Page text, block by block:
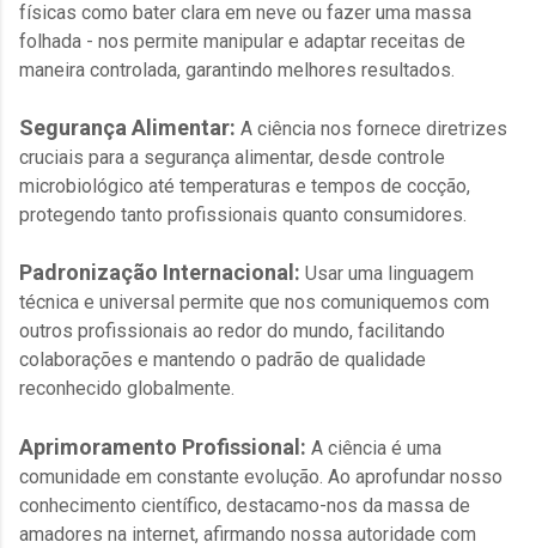
físicas como bater clara em neve ou fazer uma massa
folhada - nos permite manipular e adaptar receitas de
maneira controlada, garantindo melhores resultados.
Segurança Alimentar: A ciência nos fornece diretrizes
cruciais para a segurança alimentar, desde controle
microbiológico até temperaturas e tempos de cocção,
protegendo tanto profissionais quanto consumidores.
Padronização Internacional: Usar uma linguagem
técnica e universal permite que nos comuniquemos com
outros profissionais ao redor do mundo, facilitando
colaborações e mantendo o padrão de qualidade
reconhecido globalmente.
Aprimoramento Profissional: A ciência é uma
comunidade em constante evolução. Ao aprofundar nosso
conhecimento científico, destacamo-nos da massa de
amadores na internet, afirmando nossa autoridade com